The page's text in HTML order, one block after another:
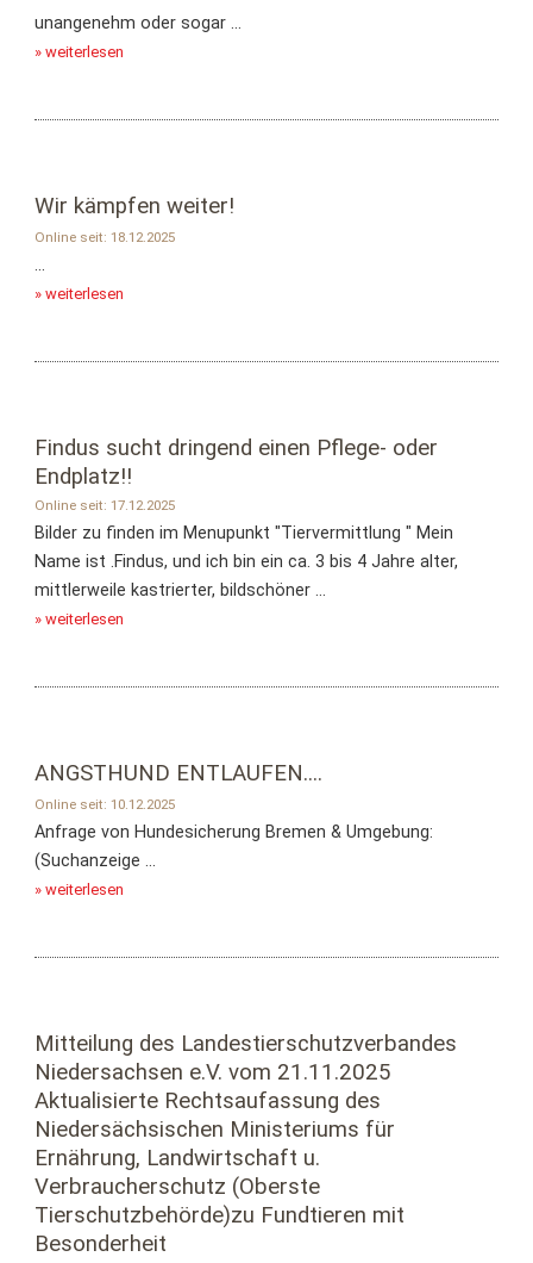
unangenehm oder sogar ...
» weiterlesen
Wir kämpfen weiter!
Online seit: 18.12.2025
...
» weiterlesen
Findus sucht dringend einen Pflege- oder
Endplatz!!
Online seit: 17.12.2025
Bilder zu finden im Menupunkt "Tiervermittlung " Mein
Name ist .Findus, und ich bin ein ca. 3 bis 4 Jahre alter,
mittlerweile kastrierter, bildschöner ...
» weiterlesen
ANGSTHUND ENTLAUFEN....
Online seit: 10.12.2025
Anfrage von Hundesicherung Bremen & Umgebung:
(Suchanzeige ...
» weiterlesen
Mitteilung des Landestierschutzverbandes
Niedersachsen e.V. vom 21.11.2025
Aktualisierte Rechtsaufassung des
Niedersächsischen Ministeriums für
Ernährung, Landwirtschaft u.
Verbraucherschutz (Oberste
Tierschutzbehörde)zu Fundtieren mit
Besonderheit